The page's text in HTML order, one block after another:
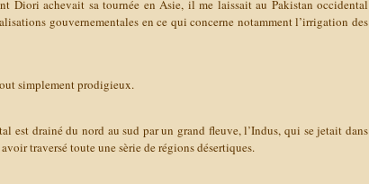
Diori achevait sa tournée en Asie, il me laissait au Pakistan occidental
gouvernementales en ce qui concerne notamment l’irrigation des
simplement prodigieux.
est drainé du nord au sud par un grand fleuve, l’Indus, qui se jetait dans
avoir traversé toute une sèrie de régions désertiques.